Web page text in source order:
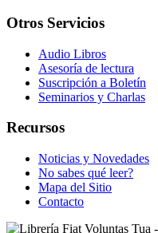
Otros Servicios
Audio Libros
Asesoría de lectura
Suscripción a Boletín
Seminarios y Charlas
Recursos
Noticias y Novedades
No sabes qué leer?
Mapa del Sitio
Contacto